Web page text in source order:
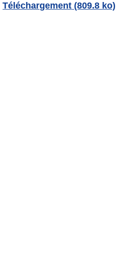
Téléchargement (809.8 ko)